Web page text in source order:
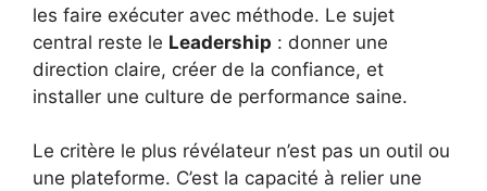
les faire exécuter avec méthode. Le sujet
central reste le Leadership : donner une
direction claire, créer de la confiance, et
installer une culture de performance saine.
Le critère le plus révélateur n’est pas un outil ou
une plateforme. C’est la capacité à relier une